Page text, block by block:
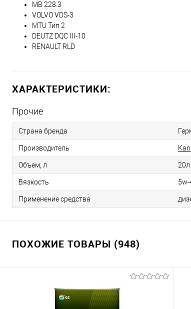
MB 228.3
VOLVO VDS-3
MTU Тип 2
DEUTZ DQC III-10
RENAULT RLD
ХАРАКТЕРИСТИКИ:
Прочие
Страна бренда
Производитель
Объем, л 20л
Вязкость 5w-
Применение средства
ПОХОЖИЕ ТОВАРЫ (948)